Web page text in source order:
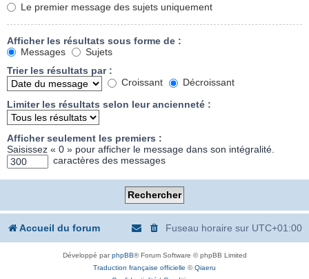
Le premier message des sujets uniquement
Afficher les résultats sous forme de :
Messages
Sujets
Trier les résultats par :
Croissant
Décroissant
Limiter les résultats selon leur ancienneté :
Afficher seulement les premiers :
Saisissez « 0 » pour afficher le message dans son intégralité.
caractères des messages
Accueil du forum Fuseau horaire sur UTC+01:00
Développé parphpBB® Forum Software © phpBB Limited
Traduction française officielle ©Qiaeru